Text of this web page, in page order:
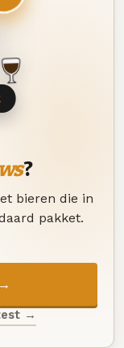
?
bieren die in
pakket.
→